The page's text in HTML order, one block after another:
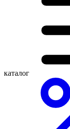
каталог